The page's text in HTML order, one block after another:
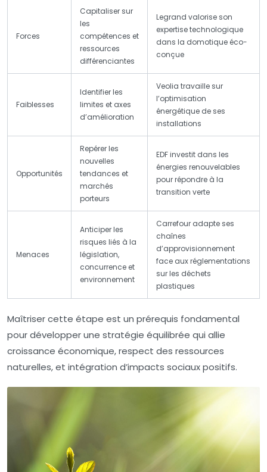
Forces
Capitaliser sur
les
compétences et
ressources
différenciantes
Legrand valorise son
expertise technologique
dans la domotique éco-
conçue
Faiblesses
Identifier les
limites et axes
d’amélioration
Veolia travaille sur
l’optimisation
énergétique de ses
installations
Opportunités
Repérer les
nouvelles
tendances et
marchés
porteurs
EDF investit dans les
énergies renouvelables
pour répondre à la
transition verte
Menaces
Anticiper les
risques liés à la
législation,
concurrence et
environnement
Carrefour adapte ses
chaînes
d’approvisionnement
face aux réglementations
sur les déchets
plastiques
Maîtriser cette étape est un prérequis fondamental
pour développer une stratégie équilibrée qui allie
croissance économique, respect des ressources
naturelles, et intégration d’impacts sociaux positifs.